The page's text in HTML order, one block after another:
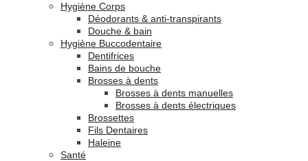
Hygiène Corps
Déodorants & anti-transpirants
Douche & bain
Hygiène Buccodentaire
Dentifrices
Bains de bouche
Brosses à dents
Brosses à dents manuelles
Brosses à dents électriques
Brossettes
Fils Dentaires
Haleine
Santé